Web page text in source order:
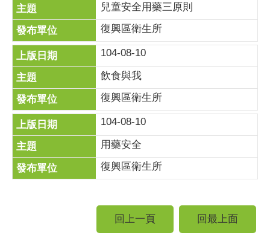
兒童安全用藥三原則
復興區衛生所
104-08-10
飲食與我
復興區衛生所
104-08-10
用藥安全
復興區衛生所
回上一頁 回最上面